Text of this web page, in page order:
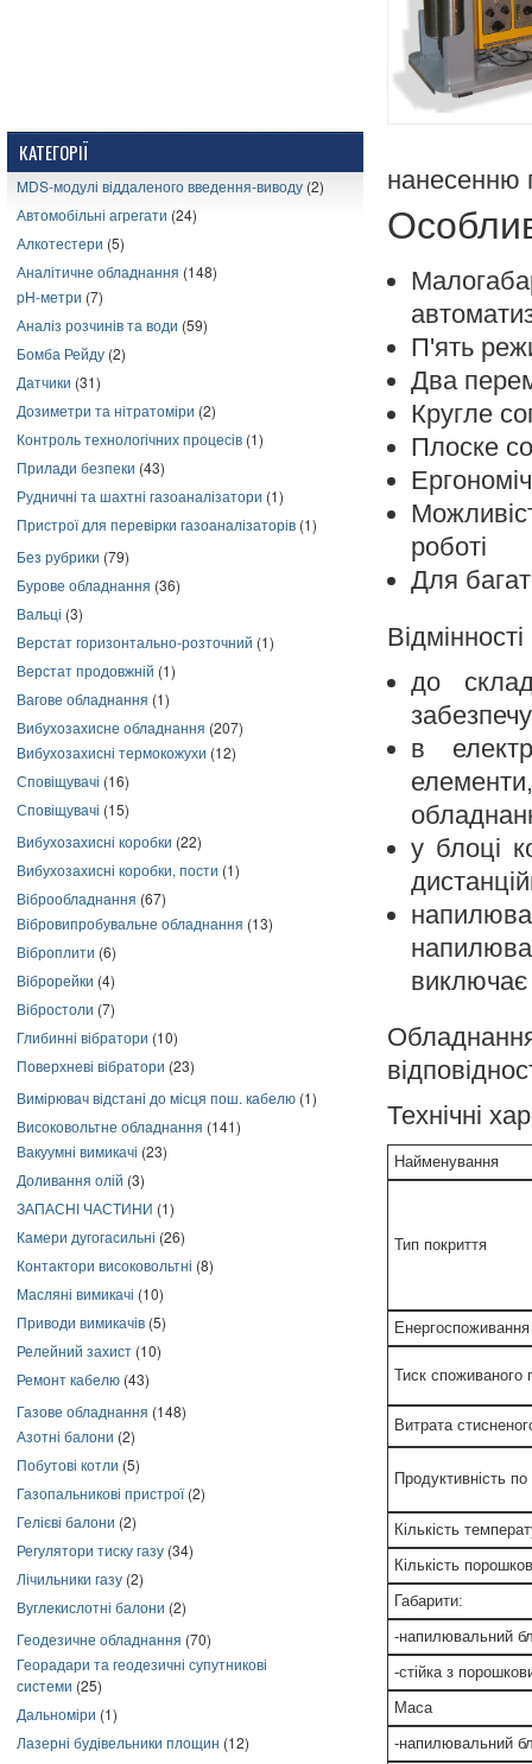
КАТЕГОРІЇ
MDS-модулі віддаленого введення-виводу (2)
Автомобільні агрегати (24)
Алкотестери (5)
Аналітичне обладнання (148)
pH-метри (7)
Аналіз розчинів та води (59)
Бомба Рейду (2)
Датчики (31)
Дозиметри та нітратоміри (2)
Контроль технологічних процесів (1)
Прилади безпеки (43)
Рудничні та шахтні газоаналізатори (1)
Пристрої для перевірки газоаналізаторів (1)
Без рубрики (79)
Бурове обладнання (36)
Вальці (3)
Верстат горизонтально-розточний (1)
Верстат продовжній (1)
Вагове обладнання (1)
Вибухозахисне обладнання (207)
Вибухозахисні термокожухи (12)
Сповіщувачі (16)
Сповіщувачі (15)
Вибухозахисні коробки (22)
Вибухозахисні коробки, пости (1)
Віброобладнання (67)
Вібровипробувальне обладнання (13)
Віброплити (6)
Віброрейки (4)
Вібростоли (7)
Глибинні вібратори (10)
Поверхневі вібратори (23)
Вимірювач відстані до місця пош. кабелю (1)
Високовольтне обладнання (141)
Вакуумні вимикачі (23)
Доливання олій (3)
ЗАПАСНІ ЧАСТИНИ (1)
Камери дугогасильні (26)
Контактори високовольтні (8)
Масляні вимикачі (10)
Приводи вимикачів (5)
Релейний захист (10)
Ремонт кабелю (43)
Газове обладнання (148)
Азотні балони (2)
Побутові котли (5)
Газопальникові пристрої(2)
Гелієві балони (2)
Регулятори тиску газу (34)
Лічильники газу (2)
Вуглекислотні балони (2)
Геодезичне обладнання (70)
Георадари та геодезичні супутникові
системи (25)
Дальноміри (1)
Лазерні будівельники площин (12)
нанесенню
П'ять
Два
Кругле
Плоске
роботі
Для
до
в
у блоці
виключає
Технічні
Найменування
Тип покриття
Енергоспоживання
Тиск споживаного
Витрата
Продуктивність
Кількість
Кількість
Габарити:
-напилювальний
-стійка з
Маса
-напилювальний